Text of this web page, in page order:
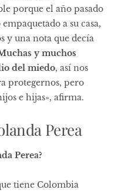
porque el año pasado
a su casa,
y una nota que decía
y muchos
del miedo, así nos
protegernos, pero
e hijas», afirma.
Perea
Perea?
tiene Colombia